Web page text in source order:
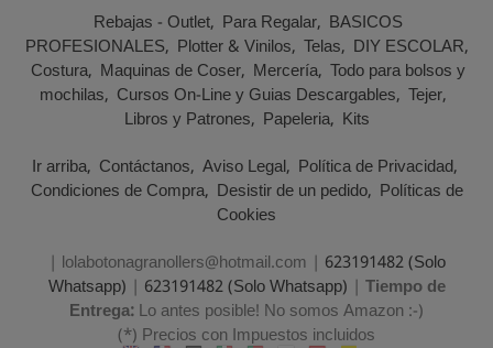
Rebajas - Outlet Para Regalar BASICOS
PROFESIONALES Plotter & Vinilos Telas DIY ESCOLAR
Costura Maquinas de Coser Mercería Todo para bolsos y
mochilas Cursos On-Line y Guias Descargables Tejer
Libros y Patrones Papeleria Kits
Ir arriba Contáctanos Aviso Legal Política de Privacidad
Condiciones de Compra Desistir de un pedido Políticas de
Cookies
| lolabotonagranollers@hotmail.com | 623191482 (Solo
Whatsapp) | 623191482 (Solo Whatsapp) | Tiempo de
Entrega:Lo antes posible! No somos Amazon :-)
(*) Precios con Impuestos incluidos